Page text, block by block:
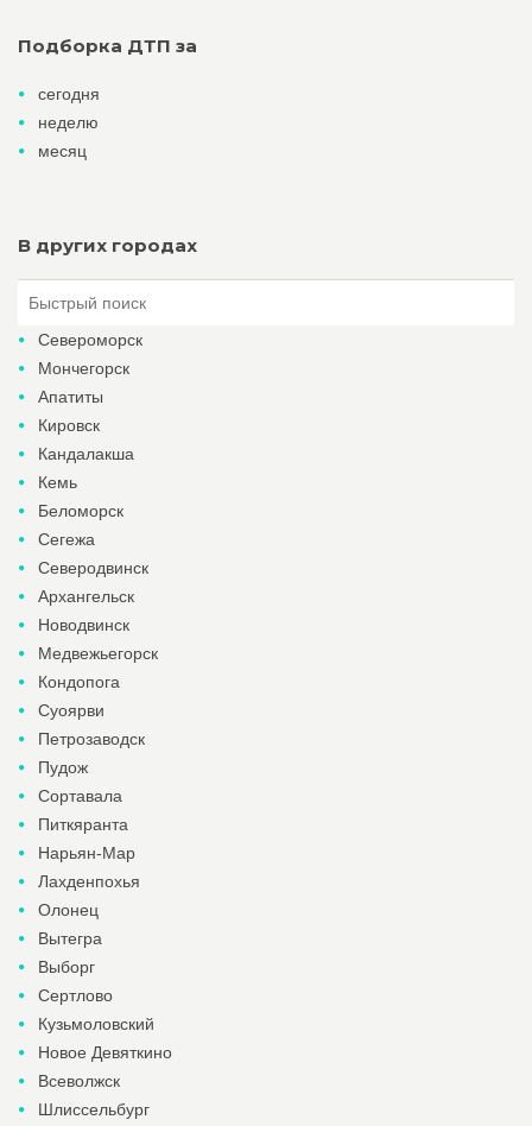
Подборка ДТП за
сегодня
неделю
месяц
В других городах
Североморск
Мончегорск
Апатиты
Кировск
Кандалакша
Кемь
Беломорск
Сегежа
Северодвинск
Архангельск
Новодвинск
Медвежьегорск
Кондопога
Суоярви
Петрозаводск
Пудож
Сортавала
Питкяранта
Нарьян-Мар
Лахденпохья
Олонец
Вытегра
Выборг
Сертлово
Кузьмоловский
Новое Девяткино
Всеволжск
Шлиссельбург